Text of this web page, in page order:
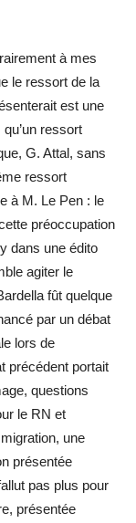
à mes
le ressort de la
est une
ressort
G. Attal, sans
ressort
à M. Le Pen : le
préoccupation
dans une édito
agiter le
fût quelque
par un débat
lors de
précédent portait
questions
le RN et
une
présentée
pas plus pour
présentée